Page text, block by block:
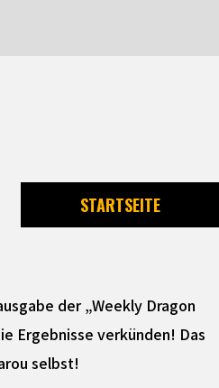
STARTSEITE
der „Weekly Dragon
Ergebnisse verkünden! Das
selbst!